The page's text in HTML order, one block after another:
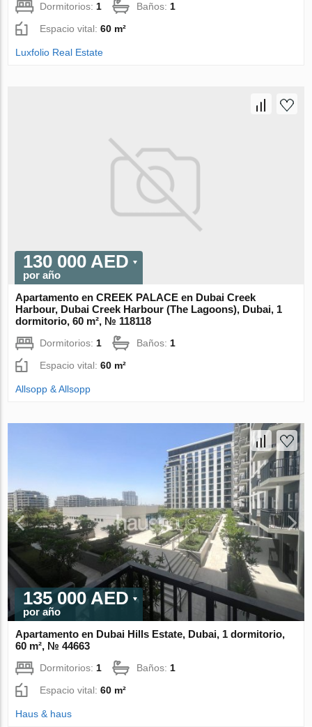
Dormitorios:1 Baños:1
Espacio vital:60 m²
Luxfolio Real Estate
130 000 AED
por año
Apartamento en CREEK PALACE en Dubai Creek
Harbour, Dubai Creek Harbour (The Lagoons), Dubai, 1
dormitorio, 60 m², № 118118
Dormitorios: 1 Baños: 1
Espacio vital:60 m²
Allsopp & Allsopp
135 000 AED
por año
Apartamento en Dubai Hills Estate, Dubai, 1 dormitorio,
60 m², № 44663
Dormitorios: 1 Baños: 1
Espacio vital:60 m²
Haus & haus